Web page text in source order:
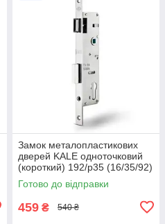
Замок металопластикових
дверей KALE одноточковий
(короткий) 192/p35 (16/35/92)
з фалевою клямкою
Готово до відправки
459 ₴ 540 ₴